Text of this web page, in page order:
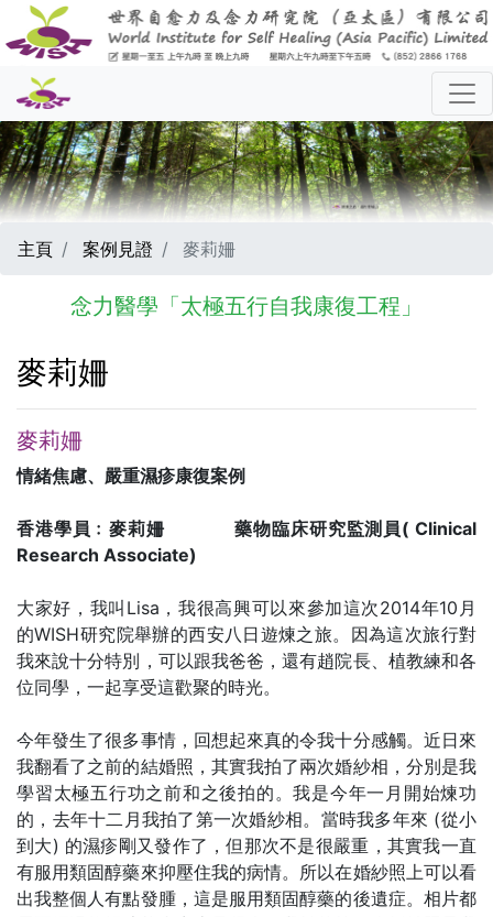
主頁 案例見證 麥莉姍
念力醫學「太極五行自我康復工程」
麥莉姍
麥莉姍
情緒焦慮、嚴重濕疹康復案例
香港學員﹕麥莉姍 藥物臨床研究監測員( Clinical
Research Associate)
大家好，我叫Lisa，我很高興可以來參加這次2014年10月
的WISH研究院舉辦的西安八日遊煉之旅。因為這次旅行對
我來說十分特別，可以跟我爸爸，還有趙院長、植教練和各
位同學，一起享受這歡聚的時光。
今年發生了很多事情，回想起來真的令我十分感觸。近日來
我翻看了之前的結婚照，其實我拍了兩次婚紗相，分別是我
學習太極五行功之前和之後拍的。我是今年一月開始煉功
的，去年十二月我拍了第一次婚紗相。當時我多年來 (從小
到大) 的濕疹剛又發作了，但那次不是很嚴重，其實我一直
有服用類固醇藥來抑壓住我的病情。所以在婚紗照上可以看
出我整個人有點發腫，這是服用類固醇藥的後遺症。相片都